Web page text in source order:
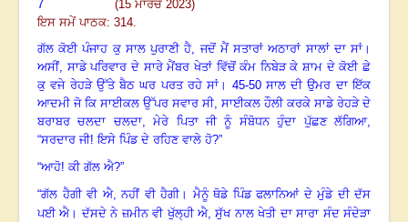
2807417
(15 ਮਾਰਚ 2023)
ਇਸ ਸਮੇਂ ਪਾਠਕ: 314.
ਗੱਲ ਕੋਈ ਪੰਜਾਹ ਕੁ ਸਾਲ ਪੁਰਾਣੀ ਹੈ, ਜਦੋਂ ਮੈਂ ਸਤਾਰਾਂ ਅਠਾਰਾਂ ਸਾਲਾਂ ਦਾ ਸਾਂ ।
ਅਸੀਂ, ਸਾਡੇ ਪਰਿਵਾਰ ਦੇ ਸਾਰੇ ਮੈਂਬਰ ਖੇਤਾਂ ਵਿੱਚੋਂ ਕੰਮ ਨਿਬੇੜ ਕੇ ਸ਼ਾਮ ਦੇ ਕੋਈ ਛੇ
ਕੁ ਵਜੇ ਰੇਹੜੇ ਉੱਤੇ ਬੈਠ ਘਰ ਪਰਤ ਰਹੇ ਸਾਂ । 45-50 ਸਾਲ ਦੀ ਉਮਰ ਦਾ ਇੱਕ
ਆਦਮੀ ਜੋ ਕਿ ਸਾਈਕਲ ਉੱਪਰ ਸਵਾਰ ਸੀ, ਸਾਈਕਲ ਹੌਲੀ ਕਰਕੇ ਸਾਡੇ ਰੇਹੜੇ ਦੇ
ਬਰਾਬਰ ਚਲਦਾ ਚਲਦਾ, ਮੇਰੇ ਪਿਤਾ ਜੀ ਨੂੰ ਸੰਬੋਧਨ ਹੁੰਦਾ ਪੁੱਛਣ ਲੱਗਿਆ,
“ਸਰਦਾਰ ਜੀ! ਇਸੇ ਪਿੰਡ ਦੇ ਰਹਿਣ ਵਾਲੇ ਹੋ?”
“ਆਹੋ! ਕੀ ਗੱਲ ਐ?”
“ਗੱਲ ਹੈਗੀ ਵੀ ਐ, ਨਹੀਂ ਵੀ ਹੈਗੀ। ਮੈਨੂੰ ਥੋਡੇ ਪਿੰਡ ਫਲਾਨਿਆਂ ਦੇ ਮੁੰਡੇ ਦੀ ਦੱਸ
ਪਈ ਐ। ਦੱਸਦੇ ਨੇ ਜ਼ਮੀਨ ਵੀ ਖੁੱਲ੍ਹੀ ਐ, ਸੁੱਖ ਨਾਲ ਖੇਤੀ ਦਾ ਸਾਰਾ ਸੰਦ ਸੰਦੇੜਾ